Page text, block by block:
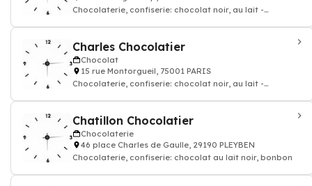
Chocolaterie, confiserie: chocolat noir, au lait -
Charles Chocolatier
Chocolat
15 rue Montorgueil, 75001 PARIS
Chocolaterie, confiserie: chocolat noir, au lait -
Chatillon Chocolatier
Chocolaterie
46 place Charles de Gaulle, 29190 PLEYBEN
Chocolaterie, confiserie: chocolat au lait noir, bonbon